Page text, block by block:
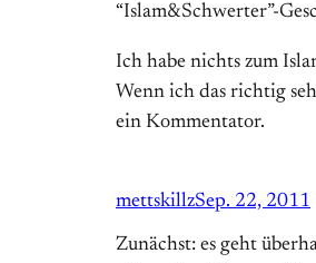
“Islam&Schwerter”-
Ich habe nichts zum
Wenn ich das richtig
ein Kommentator.
mettskillzSep. 22, 2011
Zunächst: es geht